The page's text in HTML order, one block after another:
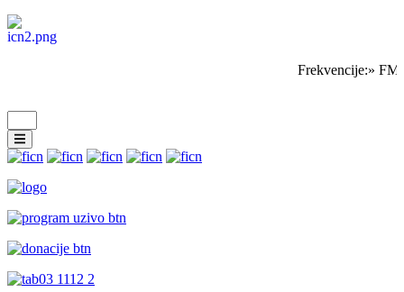
Frekvencije:»